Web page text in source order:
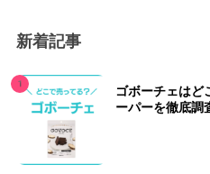
新着記事
ゴボーチェはど
ーパーを徹底調